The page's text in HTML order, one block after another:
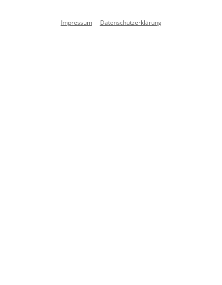
Impressum Datenschutzerklärung